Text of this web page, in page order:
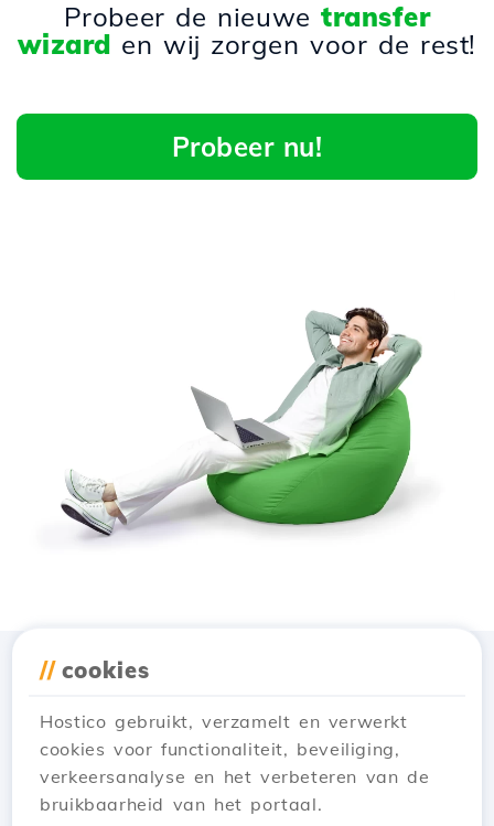
Probeer de nieuwetransfer
wizard en wij zorgen voor de rest!
Probeer nu!
// cookies
Hostico gebruikt, verzamelt en verwerkt
cookies voor functionaliteit, beveiliging,
verkeersanalyse en het verbeteren van de
bruikbaarheid van het portaal.
Download de app